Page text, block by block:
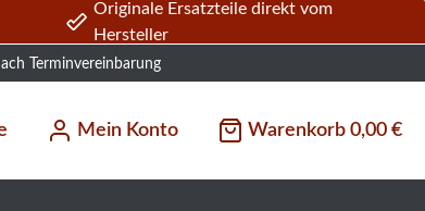
Originale Ersatzteile direkt vom
Hersteller
Terminvereinbarung
Mein Konto Warenkorb 0,00 €